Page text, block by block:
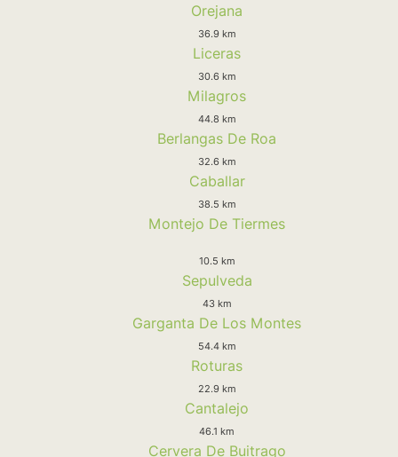
Orejana
36.9 km
Liceras
30.6 km
Milagros
44.8 km
Berlangas De Roa
32.6 km
Caballar
38.5 km
Montejo De Tiermes
10.5 km
Sepulveda
43 km
Garganta De Los Montes
54.4 km
Roturas
22.9 km
Cantalejo
46.1 km
Cervera De Buitrago